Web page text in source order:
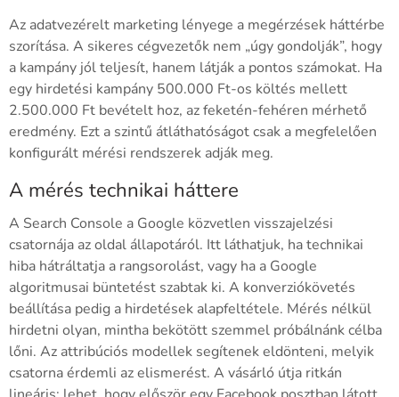
Az adatvezérelt marketing lényege a megérzések háttérbe
szorítása. A sikeres cégvezetők nem „úgy gondolják”, hogy
a kampány jól teljesít, hanem látják a pontos számokat. Ha
egy hirdetési kampány 500.000 Ft-os költés mellett
2.500.000 Ft bevételt hoz, az feketén-fehéren mérhető
eredmény. Ezt a szintű átláthatóságot csak a megfelelően
konfigurált mérési rendszerek adják meg.
A mérés technikai háttere
A Search Console a Google közvetlen visszajelzési
csatornája az oldal állapotáról. Itt láthatjuk, ha technikai
hiba hátráltatja a rangsorolást, vagy ha a Google
algoritmusai büntetést szabtak ki. A konverziókövetés
beállítása pedig a hirdetések alapfeltétele. Mérés nélkül
hirdetni olyan, mintha bekötött szemmel próbálnánk célba
lőni. Az attribúciós modellek segítenek eldönteni, melyik
csatorna érdemli az elismerést. A vásárló útja ritkán